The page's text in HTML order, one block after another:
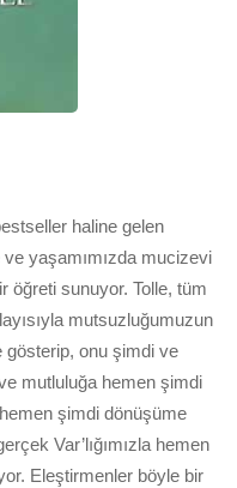
haline gelen
yaşamımızda mucizevi
öğreti sunuyor. Tolle, tüm
mutsuzluğumuzun
gösterip, onu şimdi ve
mutluluğa hemen şimdi
şimdi dönüşüme
Var’lığımızla hemen
Eleştirmenler böyle bir